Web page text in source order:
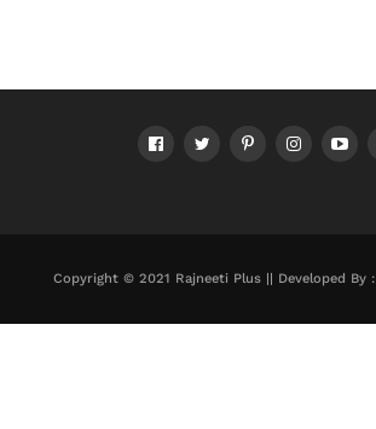
Copyright © 2021 Rajneeti Plus || Developed By :